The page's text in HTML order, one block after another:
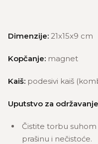
Dimenzije: 21x15x9 cm
Kopčanje: magnet
Kaiš: podesivi kaiš
Uputstvo za
Čistite torbu
prašinu i nečistoće.